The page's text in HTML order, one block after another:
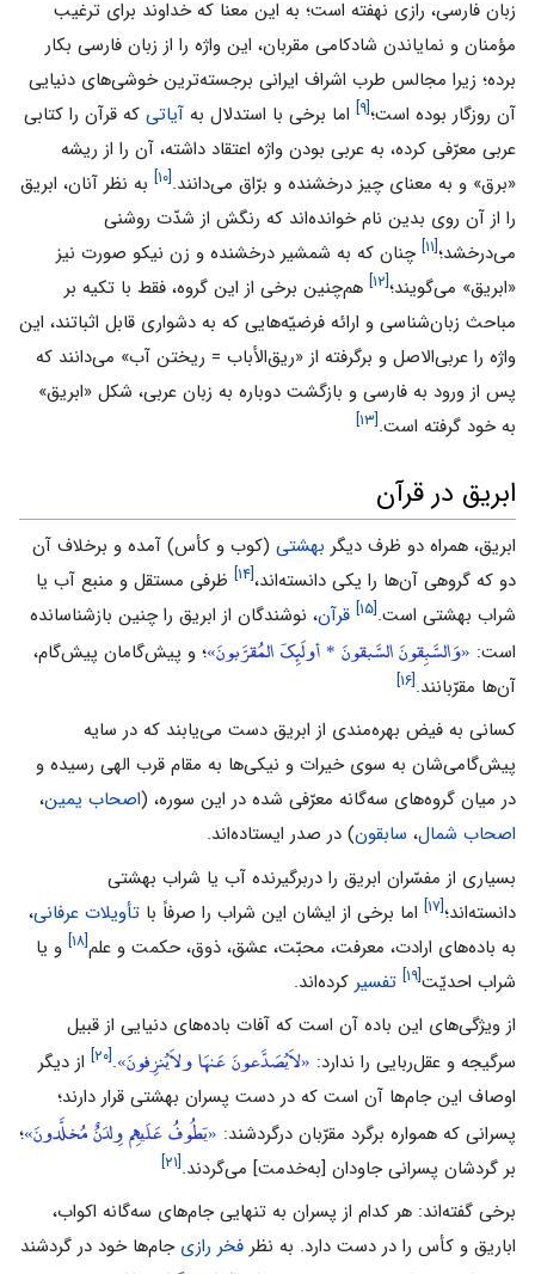
زبان فارسی، رازی نهفته است؛ به این معنا که خداوند برای ترغیب
مؤمنان و نمایاندن شادکامی مقربان، این واژه را از زبان فارسی بکار
برده؛ زیرا مجالس طرب اشراف ایرانی برجسته‌ترین خوشی‌های دنیایی
آن روزگار بوده است؛[۹] اما برخی با استدلال به آیاتی که قرآن را کتابی
عربی معرّفی کرده، به عربی بودن واژه اعتقاد داشته، آن را از ریشه
«برق» و به‌ معنای چیز درخشنده و برّاق می‌دانند.[۱۰]
به نظر آنان، ابریق
را از آن روی بدین نام خوانده‌اند که رنگش از شدّت روشنی
می‌درخشد؛[۱۱]
چنان که به شمشیر درخشنده و زن نیکو صورت نیز
«ابریق» می‌گویند؛[۱۲]
هم‌چنین برخی از این گروه، فقط با‌ تکیه بر
مباحث زبان‌شناسی و ارائه فرضیّه‌هایی که به دشواری قابل اثباتند، این
واژه را عربی‌الاصل و برگرفته از «ریق‌الأباب = ریختن آب» می‌دانند که
پس از ورود به فارسی و بازگشت دوباره به زبان عربی، شکل «ابریق»
به خود گرفته‌ است.[۱۳]
ابریق در قرآن
ابریق، همراه دو ظرف دیگر بهشتی (کوب و کأس) آمده و برخلاف آن
دو که گروهی آن‌ها را یکی دانسته‌اند،[۱۴]
ظرفی مستقل و منبع آب یا
شراب بهشتی است.[۱۵] قرآن، نوشندگان از ابریق را چنین بازشناسانده
است: «وَالسَّبِقونَ السَّبقونَ * أولَئِکَ المُقرَّبونَ»؛ و پیش‌گامان پیش‌گام،
آن‌ها مقرّبانند.[۱۶]
کسانی به فیض بهره‌مندی از ابریق دست می‌یابند که در سایه
پیش‌گامی‌شان به سوی خیرات و نیکی‌ها به مقام قرب الهی رسیده و
در میان گروه‌های سه‌گانه معرّفی شده در این سوره، (اصحاب یمین،
اصحاب شمال، سابقون) در صدر ایستاده‌اند.
بسیاری از مفسّران ابریق را دربرگیرنده آب یا‌ شراب بهشتی
دانسته‌اند؛[۱۷] اما برخی از ایشان این شراب را صرفاً با تأویلات عرفانی،
به باده‌های ارادت، معرفت، محبّت، عشق، ذوق، حکمت و علم[۱۸]
و یا
شراب احدیّت[۱۹] تفسیر کرده‌اند.
از ویژگی‌های این باده آن است که آفات باده‌های دنیایی از قبیل
سرگیجه و عقل‌ربایی را ندارد: «لاَ‌یُصَدَّعونَ عَنهَا و‌لاَ‌یُنزِفونَ».[۲۰]
از دیگر
اوصاف این جام‌ها آن است که در دست پسران بهشتی قرار دارند؛
پسرانی که همواره بر‌گرد مقرّبان درگردشند: «یَطُوفُ عَلَیهِم وِلدَنٌ‌ مُخلَّدونَ»؛
بر گردشان پسرانی جاودان [به‌خدمت] می‌گردند.[۲۱]
برخی گفته‌اند: هر کدام از پسران به تنهایی جام‌های سه‌گانه اکواب،
اباریق و کأس را در دست دارد. به‌ نظر فخر رازی جام‌ها خود در گردشند